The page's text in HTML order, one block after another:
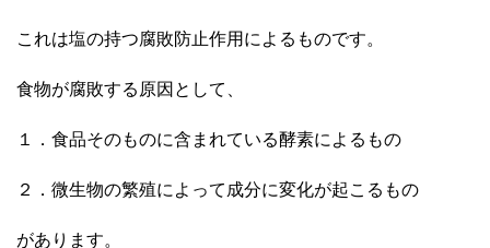
これは塩の持つ腐敗防止作用によるものです。
食物が腐敗する原因として、
１．食品そのものに含まれている酵素によるもの
２．微生物の繁殖によって成分に変化が起こるもの
があります。